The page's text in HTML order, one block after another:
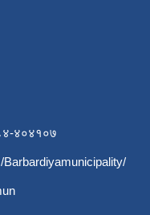
४०४१०७